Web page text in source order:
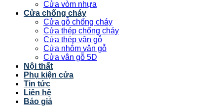
Cửa vòm nhựa
Cửa chống cháy
Cửa gỗ chống cháy
Cửa thép chống cháy
Cửa thép vân gỗ
Cửa nhôm vân gỗ
Cửa vân gỗ 5D
Nội thất
Phụ kiện cửa
Tin tức
Liên hệ
Báo giá